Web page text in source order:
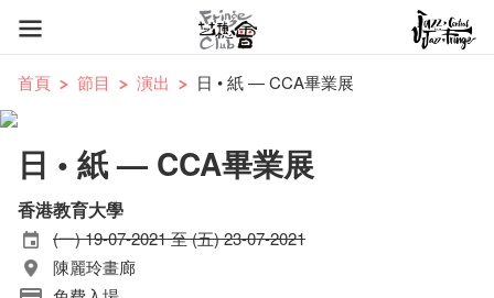
首頁 節目 演出 日 • 紙 — CCA畢業展
日 • 紙 — CCA畢業展
香港教育大學
(一) 19-07-2021 至 (五) 23-07-2021
陳麗玲畫廊